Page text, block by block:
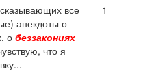
все
анекдоты о
о беззакониях
что я
1